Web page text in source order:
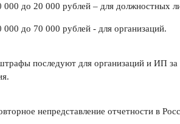
000 до 20 000 рублей – для должностных
000 до 70 000 рублей - для организаций.
последуют для организаций и ИП за
непредставление отчетности в